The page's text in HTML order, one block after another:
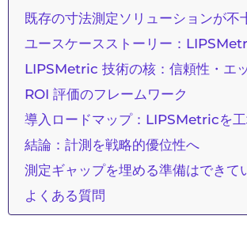
既存の寸法測定ソリューションが
ユースケースストーリー：
LIPSMetric 技術の核：信頼性・エ
ROI 評価のフレームワーク
導入ロードマップ：LIPSMetricを工
結論：計測を戦略的優位性へ
測定ギャップを埋める準備はできて
よくある質問